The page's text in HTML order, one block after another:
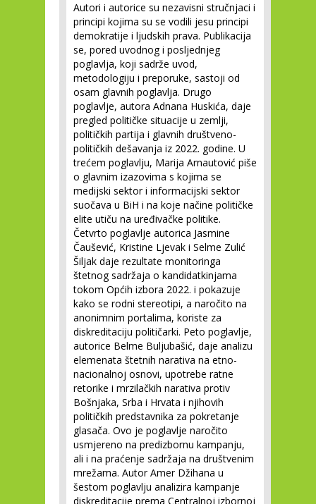
Autori i autorice su nezavisni stručnjaci i
principi kojima su se vodili jesu principi
demokratije i ljudskih prava. Publikacija
se, pored uvodnog i posljednjeg
poglavlja, koji sadrže uvod,
metodologiju i preporuke, sastoji od
osam glavnih poglavlja. Drugo
poglavlje, autora Adnana Huskića, daje
pregled političke situacije u zemlji,
političkih partija i glavnih društveno-
političkih dešavanja iz 2022. godine. U
trećem poglavlju, Marija Arnautović piše
o glavnim izazovima s kojima se
medijski sektor i informacijski sektor
suočava u BiH i na koje načine političke
elite utiču na uređivačke politike.
Četvrto poglavlje autorica Jasmine
Čaušević, Kristine Ljevak i Selme Zulić
Šiljak daje rezultate monitoringa
štetnog sadržaja o kandidatkinjama
tokom Općih izbora 2022. i pokazuje
kako se rodni stereotipi, a naročito na
anonimnim portalima, koriste za
diskreditaciju političarki. Peto poglavlje,
autorice Belme Buljubašić, daje analizu
elemenata štetnih narativa na etno-
nacionalnoj osnovi, upotrebe ratne
retorike i mrzilačkih narativa protiv
Bošnjaka, Srba i Hrvata i njihovih
političkih predstavnika za pokretanje
glasača. Ovo je poglavlje naročito
usmjereno na predizbornu kampanju,
ali i na praćenje sadržaja na društvenim
mrežama. Autor Amer Džihana u
šestom poglavlju analizira kampanje
diskreditacije prema Centralnoj izbornoj